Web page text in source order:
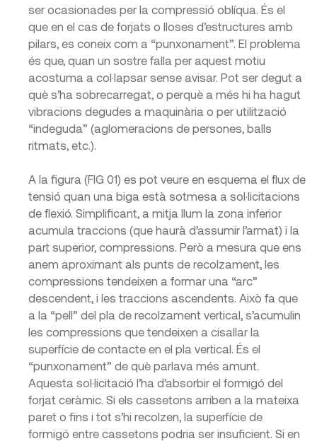
ser ocasionades per la compressió oblíqua. És el
que en el cas de forjats o lloses d’estructures amb
pilars, es coneix com a “punxonament”. El problema
és que, quan un sostre falla per aquest motiu
acostuma a col·lapsar sense avisar. Pot ser degut a
què s’ha sobrecarregat, o perquè a més hi ha hagut
vibracions degudes a maquinària o per utilització
“indeguda” (aglomeracions de persones, balls
ritmats, etc.).
A la figura (FIG 01) es pot veure en esquema el flux de
tensió quan una biga està sotmesa a sol·licitacions
de flexió. Simplificant, a mitja llum la zona inferior
acumula traccions (que haurà d’assumir l’armat) i la
part superior, compressions. Però a mesura que ens
anem aproximant als punts de recolzament, les
compressions tendeixen a formar una “arc”
descendent, i les traccions ascendents. Això fa que
a la “pell” del pla de recolzament vertical, s’acumulin
les compressions que tendeixen a cisallar la
superfície de contacte en el pla vertical. És el
“punxonament” de què parlava més amunt.
Aquesta sol·licitació l’ha d’absorbir el formigó del
forjat ceràmic. Si els cassetons arriben a la mateixa
paret o fins i tot s’hi recolzen, la superfície de
formigó entre cassetons podria ser insuficient. Si en